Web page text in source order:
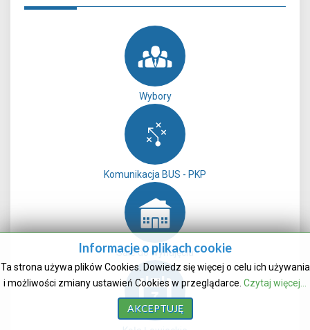
Wybory
Komunikacja BUS - PKP
Sale do wynajęcia
Informacje o plikach cookie
Ta strona używa plików Cookies. Dowiedz się więcej o celu ich używania
i możliwości zmiany ustawień Cookies w przeglądarce. Czytaj więcej...
AKCEPTUJĘ